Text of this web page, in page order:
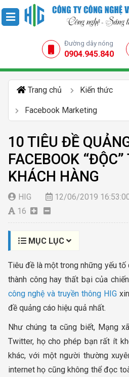
Đường dây nóng
0904.945.840
Trang chủ Kiến thức
Facebook Marketing
10 TIÊU ĐỀ
FACEBOOK
KHÁCH HÀNG
HIG 12/06/2019
16
MỤC LỤC
Tiêu đề là một trong những yếu
thành công hay thất bại của
công nghệ và truyền thông HIG
đề quảng cáo hiệu quả nhất.
Như chúng ta cũng biết, Mạng
Twitter, họ cho phép bạn rất ít
khác, với một người thường
internet họ cũng không thể đọc